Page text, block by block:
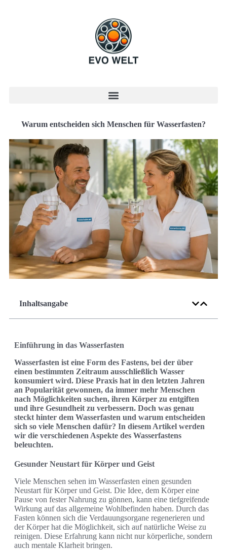
Warum entscheiden sich Menschen für Wasserfasten?
Inhaltsangabe
Einführung in das Wasserfasten
Wasserfasten ist eine Form des Fastens, bei der über
einen bestimmten Zeitraum ausschließlich Wasser
konsumiert wird. Diese Praxis hat in den letzten Jahren
an Popularität gewonnen, da immer mehr Menschen
nach Möglichkeiten suchen, ihren Körper zu entgiften
und ihre Gesundheit zu verbessern. Doch was genau
steckt hinter dem Wasserfasten und warum entscheiden
sich so viele Menschen dafür? In diesem Artikel werden
wir die verschiedenen Aspekte des Wasserfastens
beleuchten.
Gesunder Neustart für Körper und Geist
Viele Menschen sehen im Wasserfasten einen gesunden
Neustart für Körper und Geist. Die Idee, dem Körper eine
Pause von fester Nahrung zu gönnen, kann eine tiefgreifende
Wirkung auf das allgemeine Wohlbefinden haben. Durch das
Fasten können sich die Verdauungsorgane regenerieren und
der Körper hat die Möglichkeit, sich auf natürliche Weise zu
reinigen. Diese Erfahrung kann nicht nur körperliche, sondern
auch mentale Klarheit bringen.